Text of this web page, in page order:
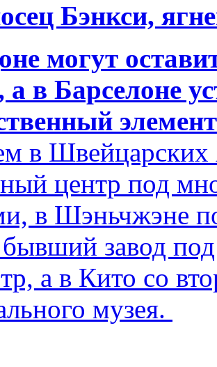
Бэнкси,
могут
а в Барселоне
в Швейцарских
центр под
в Шэньчжэне
завод
а в Кито со
музея.